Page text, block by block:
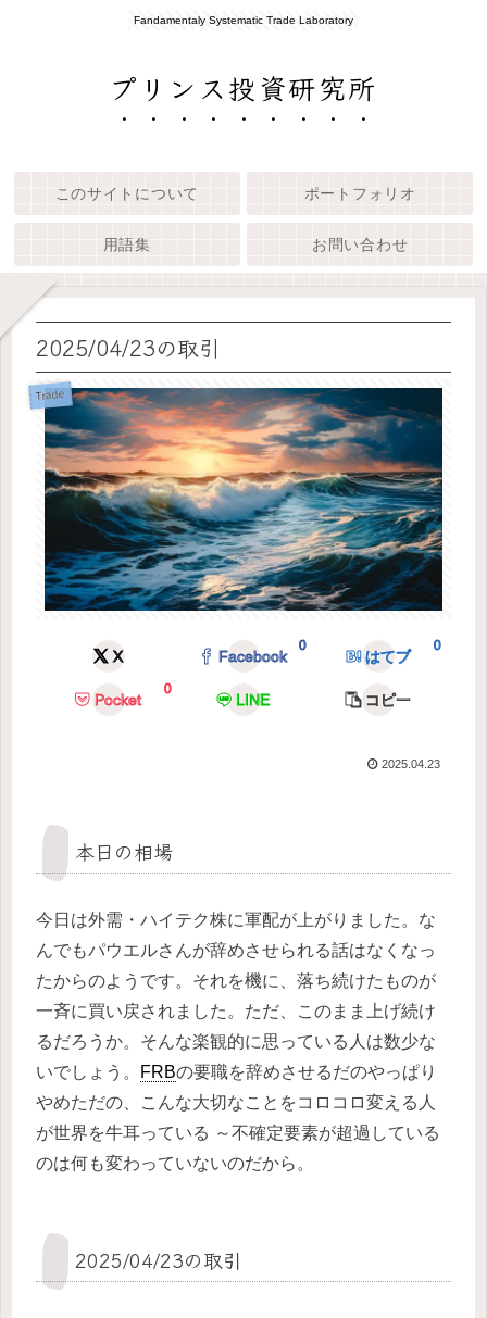
Fandamentaly Systematic Trade Laboratory
プリンス投資研究所
このサイトについて ポートフォリオ
用語集 お問い合わせ
2025/04/23の取引
Trade
X Facebook
0
はてブ
0
Pocket
0
LINE コピー
2025.04.23
本日の相場
今日は外需・ハイテク株に軍配が上がりました。な
んでもパウエルさんが辞めさせられる話はなくなっ
たからのようです。それを機に、落ち続けたものが
一斉に買い戻されました。ただ、このまま上げ続け
るだろうか。そんな楽観的に思っている人は数少な
いでしょう。
FRBの要職を辞めさせるだのやっぱり
やめただの、こんな大切なことをコロコロ変える人
が世界を牛耳っている ～不確定要素が超過している
のは何も変わっていないのだから。
2025/04/23の取引